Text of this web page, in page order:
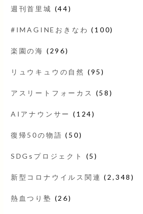
週刊首里城 (44)
#IMAGINEおきなわ (100)
楽園の海 (296)
リュウキュウの自然 (95)
アスリートフォーカス (58)
AIアナウンサー (124)
復帰50の物語 (50)
SDGsプロジェクト (5)
新型コロナウイルス関連 (2,348)
熱血つり塾 (26)